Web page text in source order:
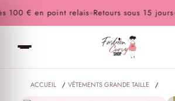
€ en point relais◆Retours sous 15 jours◆
ACCUEIL / VÊTEMENTS GRANDE TAILLE
/